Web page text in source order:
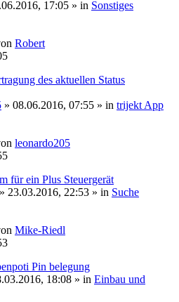
17:05 » in Sonstiges
Robert
des aktuellen Status
» 08.06.2016, 07:55 » in trijekt App
leonardo205
für ein Plus Steuergerät
» 23.03.2016, 22:53 » in Suche
Mike-Riedl
Pin belegung
18:08 » in Einbau und